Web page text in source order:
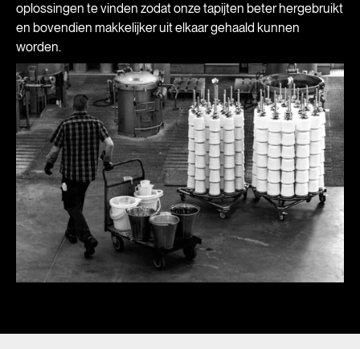
oplossingen te vinden zodat onze tapijten beter hergebruikt
en bovendien makkelijker uit elkaar gehaald kunnen
worden.